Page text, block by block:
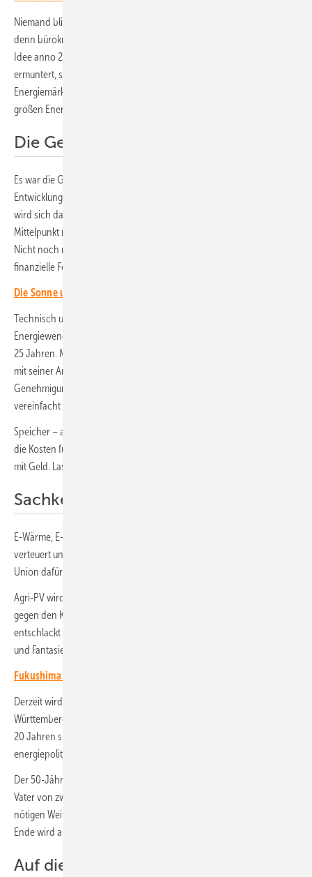
Niemand blickt mehr durch. Die Energiewende verliert an Dynamik,
denn bürokratische Hürden drohen sie zu ersticken. Lasst uns zur
Idee anno 2000 zurückkehren! Das erste EEG hat die Menschen
ermuntert, selbst Initiative zu ergreifen. Das Tor zu den
Energiemärkten - bis dahin ein staatlich sanktioniertes Monopol der
großen Energiekonzerne – wurde weit aufgestoßen.
Die Geburt des Prosumers
Es war die Geburtsstunde des Prosumers, auch wenn die technische
Entwicklung zunächst auf Netzeinspeisung zielte. Die Energiewende
wird sich dann voll entfalten, wenn diese einfache Idee wieder in den
Mittelpunkt rückt. Daran könnte sich die neue Regierung beweisen!
Nicht noch mehr Paragrafen, sondern radikal weniger! Nicht mehr
finanzielle Förderung, sondern weniger Vorschriften!
Die Sonne und der Muskelprotz – für Arnie zum 77.
Technisch und ökonomisch sind wir heute in der Lage, die
Energiewende vom Staat abzunabeln. Das ist der größte Gewinn nach
25 Jahren. Man könnte es ganz einfach machen. Ein Vorschlag: Wer
mit seiner Anlage nicht ins Netz einspeist, braucht auch keine
Genehmigung des Netzbetreibers mehr. Nulleinspeisung wird
vereinfacht und somit belohnt!
Speicher – auch mobile Speicher – werden belohnt, denn sie senken
die Kosten für den Netzausbau! Belohnt durch weniger Auflagen, nicht
mit Geld. Lasst die Leute, lasst die Unternehmen machen!
Sachkenntnis und Fantasie
E-Wärme, E-Autos und Smart Meter werden belohnt, nicht künstlich
verteuert und behindert. Mieterstrom wird vereinfacht, auch wenn die
Union dafür über ihren Schatten springen müsste.
Agri-PV wird vereinfacht, weil sie die landwirtschaftlichen Betriebe
gegen den Klimawandel stärkt. Gesetze und Verordnungen werden
entschlackt und entrümpelt, alles nur eine Frage von Sachkenntnis
und Fantasie.
Fukushima - zwölf Jahre später
Derzeit wird der CDU-Abgeordnete Andreas Jung aus Baden-
Württemberg als nächster Bundeswirtschaftsminister gehandelt. Seit
20 Jahren sitzt er im Bundestag, ist seit Dezember 2021 klima- und
energiepolitischer Sprecher der Unionsfraktion.
Der 50-Jährige gilt als Vertreter der bürgerlichen Mitte, katholisch,
Vater von zwei Kindern. Man kann ihm zutrauen, diesen Job mit der
nötigen Weitsicht auszufüllen, ohne ideologische Verblendung. Am
Ende wird auch er an Ergebnissen und Fakten gemessen.
Auf die nächsten 25 Jahre!